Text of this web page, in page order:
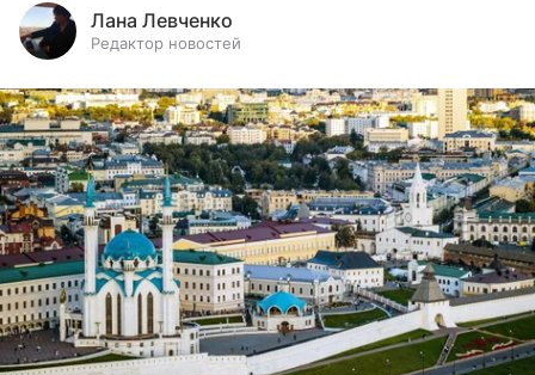
Лана Левченко
Редактор новостей